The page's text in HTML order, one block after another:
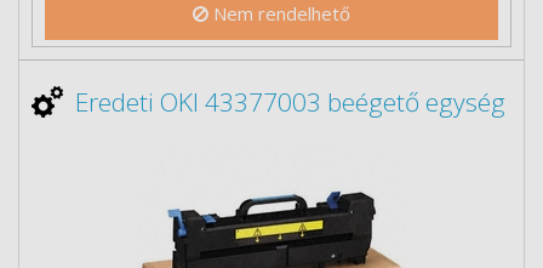
Nem rendelhető
Eredeti OKI 43377003 beégető egység